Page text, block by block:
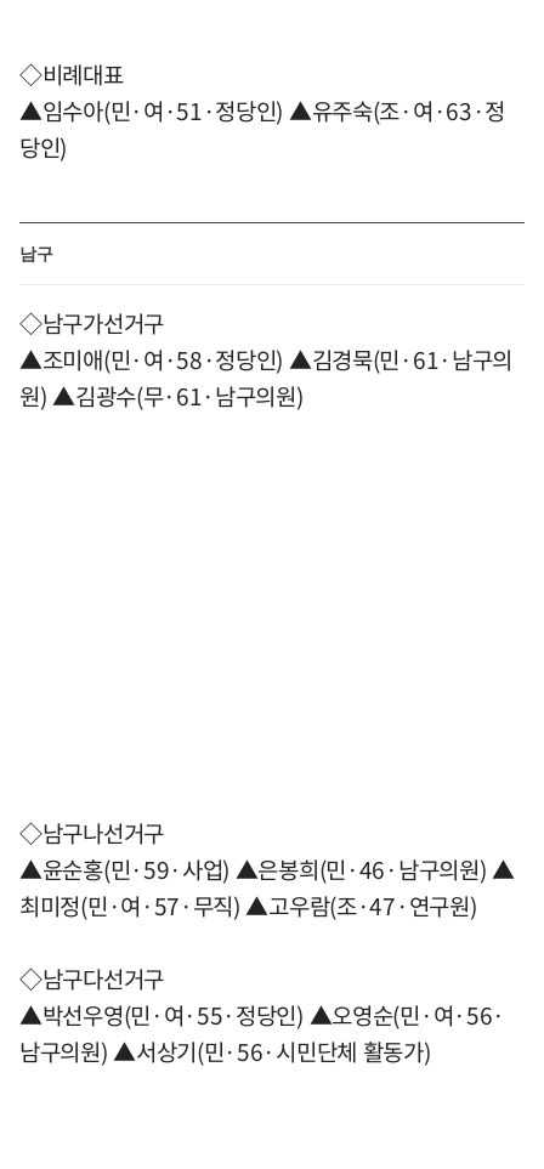
◇비례대표
▲임수아(민·여·51·정당인) ▲유주숙(조·여·63·정
당인)
남구
◇남구가선거구
▲조미애(민·여·58·정당인) ▲김경묵(민·61·남구의
원) ▲김광수(무·61·남구의원)
◇남구나선거구
▲윤순홍(민·59·사업) ▲은봉희(민·46·남구의원) ▲
최미정(민·여·57·무직) ▲고우람(조·47·연구원)
◇남구다선거구
▲박선우영(민·여·55·정당인) ▲오영순(민·여·56·
남구의원) ▲서상기(민·56·시민단체 활동가)